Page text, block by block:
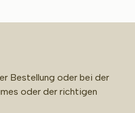
Bestellung oder bei der
oder der richtigen